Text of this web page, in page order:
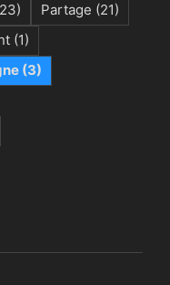
Partage (21)
(1)
(3)